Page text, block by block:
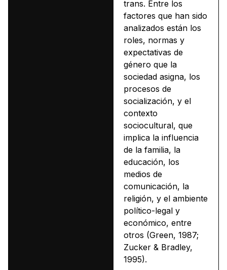
trans. Entre los
factores que han sido
analizados están los
roles, normas y
expectativas de
género que la
sociedad asigna, los
procesos de
socialización, y el
contexto
sociocultural, que
implica la influencia
de la familia, la
educación, los
medios de
comunicación, la
religión, y el ambiente
político-legal y
económico, entre
otros (Green, 1987;
Zucker & Bradley,
1995).